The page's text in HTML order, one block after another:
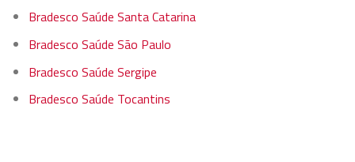
Bradesco Saúde Santa Catarina
Bradesco Saúde São Paulo
Bradesco Saúde Sergipe
Bradesco Saúde Tocantins